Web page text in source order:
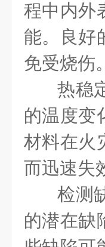
程中内外
能。良好
免受烧伤。
热稳
的温度变
材料在火
而迅速失
检测
的潜在缺